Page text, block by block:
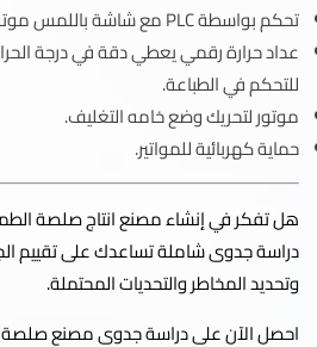
تحكم بواسطة PLC مع شاشة باللمس موتور AC مع مغير للسرعة.
عداد حرارة رقمي يعطي دقة في درجة
للتحكم في الطباعة.
موتور لتحريك وضع خامه التغليف.
حماية كهربائية للمواتير.
هل تفكر في إنشاء مصنع انتاج صلصة
دراسة جدوى شاملة تساعدك على تقييم
وتحديد المخاطر والتحديات المحتملة.
احصل الآن على دراسة جدوى مصنع